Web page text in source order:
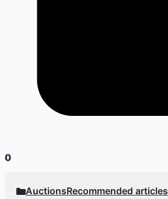
0
AuctionsRecommended articles